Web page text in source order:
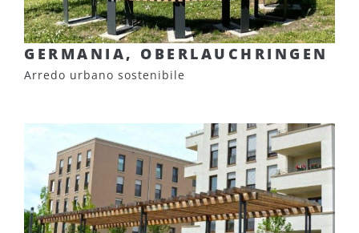
GERMANIA, OBERLAUCHRINGEN
Arredo urbano sostenibile